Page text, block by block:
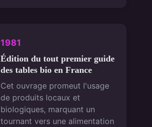
1981
Édition du tout premier guide
des tables bio en France
Cet ouvrage promeut l'usage
de produits locaux et
biologiques, marquant un
tournant vers une alimentation